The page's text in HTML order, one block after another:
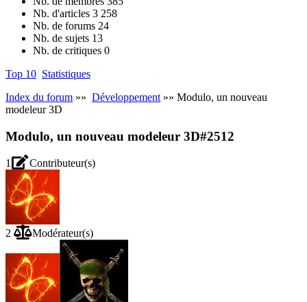
Nb. d'articles 3 258
Nb. de forums 24
Nb. de sujets 13
Nb. de critiques 0
Top 10 Statistiques
Index du forum »» Développement »» Modulo, un nouveau
modeleur 3D
Modulo, un nouveau modeleur 3D#2512
1 Contributeur(s)
2 Modérateur(s)